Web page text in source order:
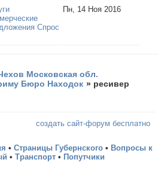
Спрос
Пн, 14 Ноя 2016
Московская обл.
Бюро Находок » ресивер
создать сайт-форум бесплатно
• Страницы Губернского • Вопросы к
• Транспорт • Попутчики